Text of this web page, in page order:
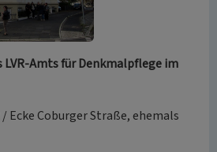
LVR-Amts für Denkmalpflege im
Ecke Coburger Straße, ehemals